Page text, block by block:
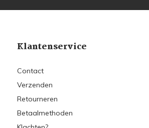
Klantenservice
Contact
Verzenden
Retourneren
Betaalmethoden